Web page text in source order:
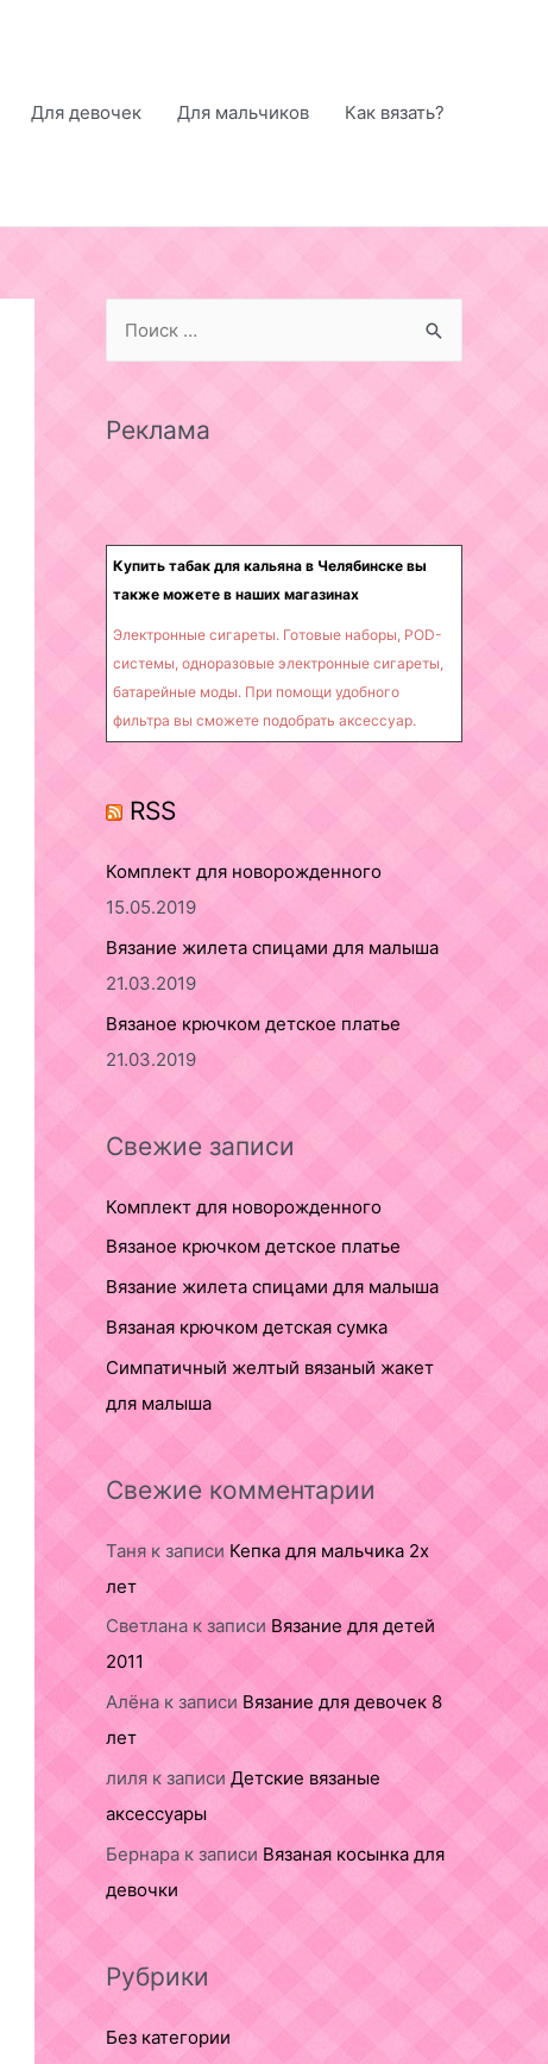
Для девочек Для мальчиков Как вязать?
r
o
Реклама
Купить табак для кальяна в Челябинске вы
также можете в наших магазинах
Электронные сигареты. Готовые наборы, POD-
системы, одноразовые электронные сигареты,
батарейные моды. При помощи удобного
фильтра вы сможете подобрать аксессуар.
RSS
Комплект для новорожденного
15.05.2019
Вязание жилета спицами для малыша
21.03.2019
Вязаное крючком детское платье
21.03.2019
Свежие записи
Комплект для новорожденного
Вязаное крючком детское платье
Вязание жилета спицами для малыша
Вязаная крючком детская сумка
Симпатичный желтый вязаный жакет
для малыша
Свежие комментарии
Таня к записи Кепка для мальчика 2х
лет
Светлана к записи Вязание для детей
2011
Алёна к записи Вязание для девочек 8
лет
лиля к записи Детские вязаные
аксессуары
Бернара к записи Вязаная косынка для
девочки
Рубрики
Без категории